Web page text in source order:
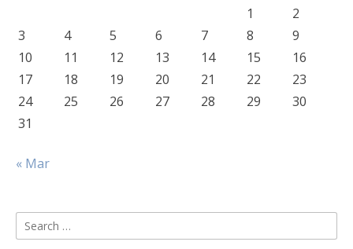
1
2
3
4 5 6 7 8
9
10
11 12 13 14 15
16
17
18 19 20 21 22
23
24
25 26 27 28 29
30
31
« Mar
Search
for: